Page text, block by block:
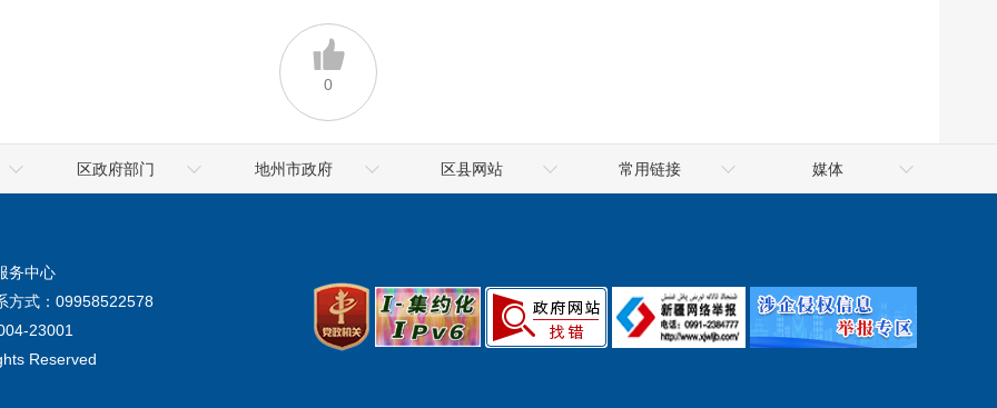
0
区政府部门
统计局
地州市政府
阿勒泰地区
阿克苏地区
区县网站
托克逊县政府网
常用链接 媒体
天山网
新华网
务中心
方式：09958522578
23001
Reserved